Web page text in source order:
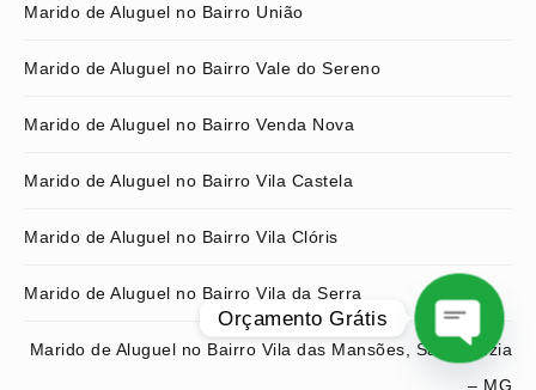
Marido de Aluguel no Bairro União
Marido de Aluguel no Bairro Vale do Sereno
Marido de Aluguel no Bairro Venda Nova
Marido de Aluguel no Bairro Vila Castela
Marido de Aluguel no Bairro Vila Clóris
Marido de Aluguel no Bairro Vila da Serra
Marido de Aluguel no Bairro Vila das Mansões, Santa Luzia
– MG
Orçamento Grátis
O